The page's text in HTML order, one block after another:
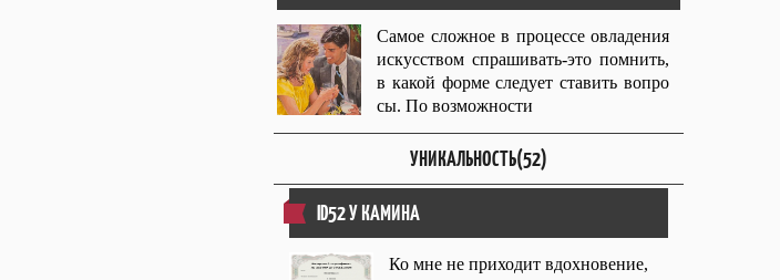
Самое сложное в процессе овладения
искусством спрашивать-это помнить,
в какой форме следует ставить вопро
сы. По возможности
УНИКАЛЬНОСТЬ(52)
ID52 У КАМИНА
Ко мне не приходит вдохновение,